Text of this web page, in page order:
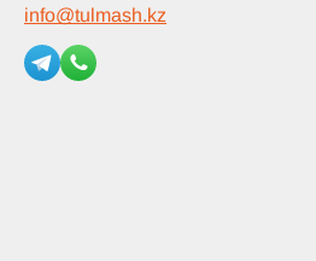
info@tulmash.kz